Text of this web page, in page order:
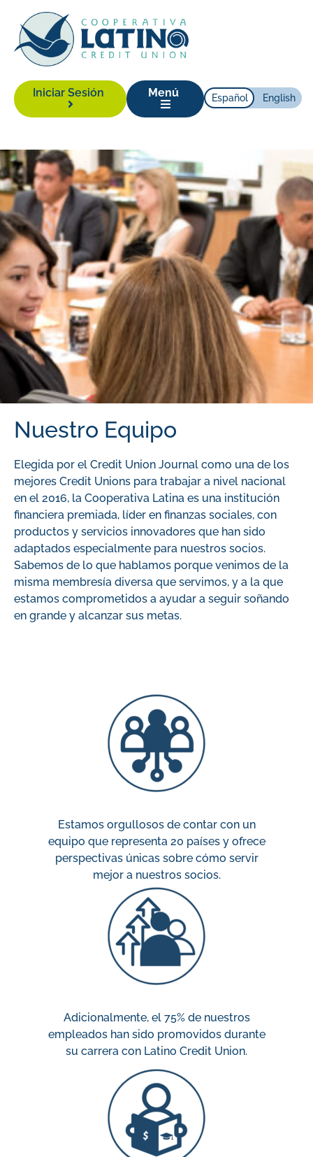
Iniciar Sesión Menú Español English
Nuestro Equipo
Elegida por el Credit Union Journal como una de los
mejores Credit Unions para trabajar a nivel nacional
en el 2016, la Cooperativa Latina es una institución
financiera premiada, líder en finanzas sociales, con
productos y servicios innovadores que han sido
adaptados especialmente para nuestros socios.
Sabemos de lo que hablamos porque venimos de la
misma membresía diversa que servimos, y a la que
estamos comprometidos a ayudar a seguir soñando
en grande y alcanzar sus metas.
Estamos orgullosos de contar con un
equipo que representa 20 países y ofrece
perspectivas únicas sobre cómo servir
mejor a nuestros socios.
Adicionalmente, el 75% de nuestros
empleados han sido promovidos durante
su carrera con Latino Credit Union.